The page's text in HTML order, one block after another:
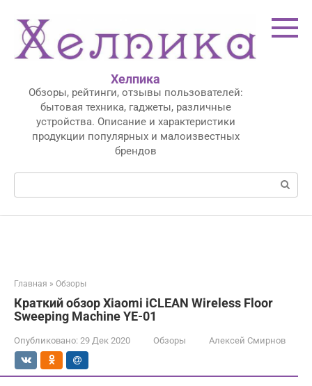
контенту
Хелпика
Обзоры, рейтинги, отзывы пользователей:
бытовая техника, гаджеты, различные
устройства. Описание и характеристики
продукции популярных и малоизвестных
брендов
Поиск:
Главная » Обзоры
Краткий обзор Xiaomi iCLEAN Wireless Floor
Sweeping Machine YE-01
Опубликовано: 29 Дек 2020 Обзоры Алексей Смирнов